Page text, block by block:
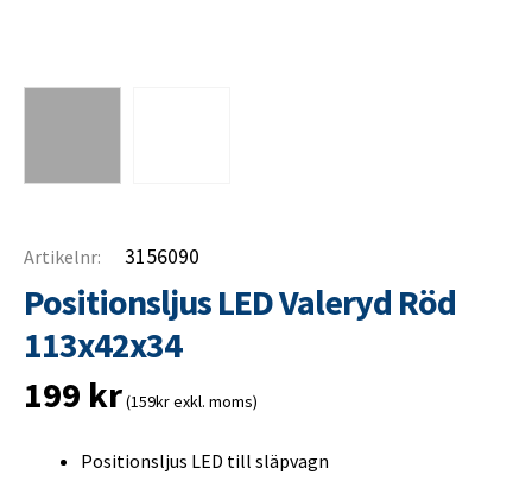
Artikelnr: 3156090
Positionsljus LED Valeryd Röd
113x42x34
199 kr(159kr exkl. moms)
Positionsljus LED till släpvagn